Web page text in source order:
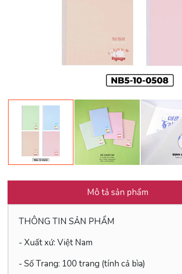
Mô tả sản phẩm
THÔNG TIN SẢN PHẨM
- Xuất xứ: Việt Nam
- Số Trang: 100 trang (tính cả bìa)